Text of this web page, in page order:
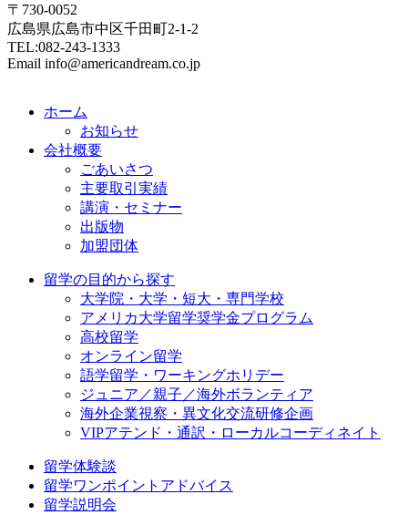
〒730-0052
広島県広島市中区千田町2-1-2
TEL:082-243-1333
Email info@americandream.co.jp
ホーム
お知らせ
会社概要
ごあいさつ
主要取引実績
講演・セミナー
出版物
加盟団体
留学の目的から探す
大学院・大学・短大・専門学校
アメリカ大学留学奨学金プログラム
高校留学
オンライン留学
語学留学・ワーキングホリデー
ジュニア／親子／海外ボランティア
海外企業視察・異文化交流研修企画
VIPアテンド・通訳・ローカルコーディネイト
留学体験談
留学ワンポイントアドバイス
留学説明会